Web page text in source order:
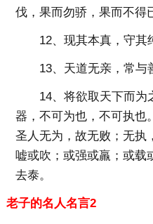
伐，果而勿骄，果而不得
12、现其本真，守其
13、天道无亲，常与
14、将欲取天下而为
器，不可为也，不可执也
圣人无为，故无败；无执
嘘或吹；或强或羸；或载
去泰。
老子的名人名言2